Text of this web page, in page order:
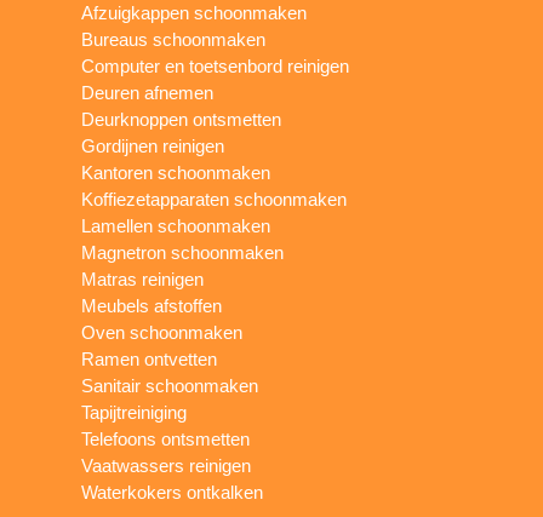
Afzuigkappen schoonmaken
Bureaus schoonmaken
Computer en toetsenbord reinigen
Deuren afnemen
Deurknoppen ontsmetten
Gordijnen reinigen
Kantoren schoonmaken
Koffiezetapparaten schoonmaken
Lamellen schoonmaken
Magnetron schoonmaken
Matras reinigen
Meubels afstoffen
Oven schoonmaken
Ramen ontvetten
Sanitair schoonmaken
Tapijtreiniging
Telefoons ontsmetten
Vaatwassers reinigen
Waterkokers ontkalken